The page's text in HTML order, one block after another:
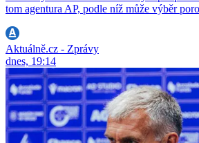
tom agentura AP, podle níž může výběr
Aktuálně.cz - Zprávy
dnes, 19:14